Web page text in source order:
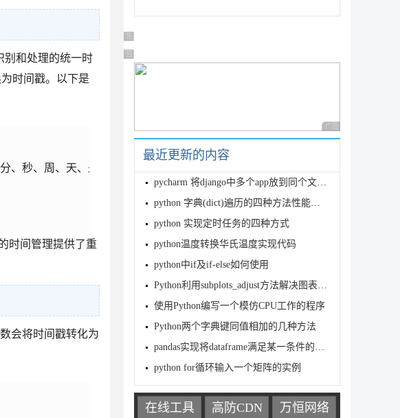
别和处理的统一时
时间戳。以下是
周、天、是否夏令时
时间管理提供了重
会将时间戳转化为
广告 商业广告，理性选择
广告 商业广告，理性选择
广告 商业广告，理性
最近更新的内容
pycharm 将django中多个app放到同个文件夹apps的处理方法
python 字典(dict)遍历的四种方法性能测试报告
python 实现定时任务的四种方式
python温度转换华氏温度实现代码
python中if及if-else如何使用
Python利用subplots_adjust方法解决图表与画布的间距问题
使用Python编写一个模仿CPU工作的程序
Python两个字典键同值相加的几种方法
pandas实现将dataframe满足某一条件的值选出
python for循环输入一个矩阵的实例
在线工具 高防CDN 万恒网络